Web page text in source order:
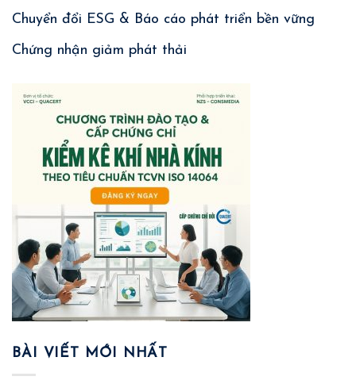
Chuyển đổi ESG & Báo cáo phát triển bền vững
Chứng nhận giảm phát thải
BÀI VIẾT MỚI NHẤT